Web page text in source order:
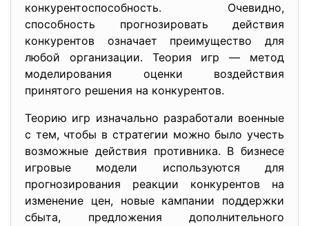
конкурентоспособность. Очевидно,
способность прогнозировать действия
конкурентов означает преимущество для
любой организации. Теория игр — метод
моделирования оценки воздействия
принятого решения на конкурентов.
Теорию игр изначально разработали военные
с тем, чтобы в стратегии можно было учесть
возможные действия противника. В бизнесе
игровые модели используются для
прогнозирования реакции конкурентов на
изменение цен, новые кампании поддержки
сбыта, предложения дополнительного